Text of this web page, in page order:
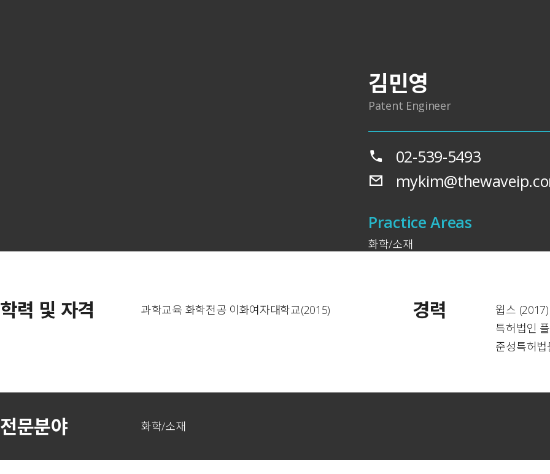
김민영
Patent Engineer
02-539-5493
Practice Areas
화학/소재
학력 및 자격 과학교육 화학전공 이화여자대학교(2015) 경력
윕스 (2017)
특허법인
준성특허
전문분야 화학/소재